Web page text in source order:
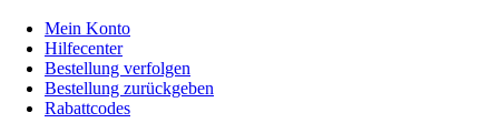
Mein Konto
Hilfecenter
Bestellung verfolgen
Bestellung zurückgeben
Rabattcodes